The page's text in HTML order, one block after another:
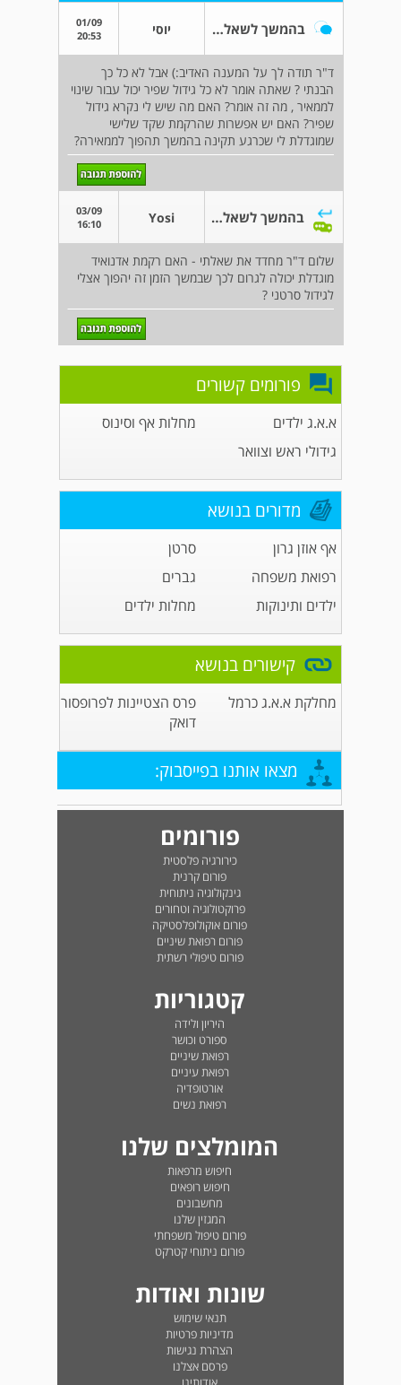
בהמשך לשאלתי?? יוסי
01/09
20:53
ד"ר תודה לך על המענה האדיב:) אבל לא כל כך
הבנתי ? שאתה אומר לא כל גידול שפיר יכול עבור שינוי
לממאיר , מה זה אומר? האם מה שיש לי נקרא גידול
שפיר? האם יש אפשרות שהרקמת שקד שלישי
שמוגדלת לי שכרגע תקינה בהמשך תהפוך לממאירה?
בהמשך לשאלתי?? Yosi
03/09
16:10
שלום ד"ר מחדד את שאלתי - האם רקמת אדנואיד
מוגדלת יכולה לגרום לכך שבמשך הזמן זה יהפוך אצלי
לגידול סרטני ?
פורומים קשורים
א.א.ג ילדים
מחלות אף וסינוס
גידולי ראש וצוואר
מדורים בנושא
אף אוזן גרון
סרטן
רפואת משפחה
גברים
ילדים ותינוקות
מחלות ילדים
קישורים בנושא
מחלקת א.א.ג כרמל
פרס הצטיינות לפרופסור
דואק
מצאו אותנו בפייסבוק:
פורומים
כירורגיה פלסטית
פורום קרנית
גינקולוגיה ניתוחית
פרוקטולוגיה וטחורים
פורום אוקולופלסטיקה
פורום רפואת שיניים
פורום טיפולי רשתית
קטגוריות
היריון ולידה
ספורט וכושר
רפואת שיניים
רפואת עיניים
אורטופדיה
רפואת נשים
המומלצים שלנו
חיפוש מרפאות
חיפוש רופאים
מחשבונים
המגזין שלנו
פורום טיפול משפחתי
פורום ניתוחי קטרקט
שונות ואודות
תנאי שימוש
מדיניות פרטיות
הצהרת נגישות
פרסם אצלנו